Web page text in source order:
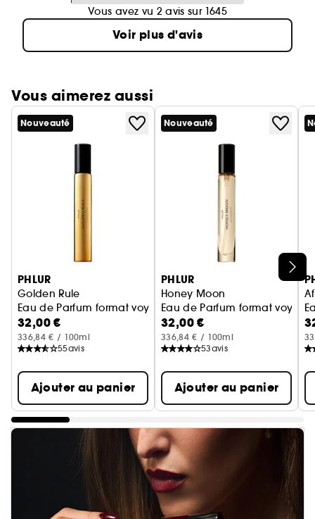
Vous avez vu 2 avis sur 1645
Voir plus d'avis
Vous aimerez aussi
Ignorer le carrousel produits
Nouveauté
PHLUR
Golden Rule
Eau de Parfum format voyage
32,00 €
336,84 € / 100ml
55avis
Ajouter au panier
Nouveauté
PHLUR
Honey Moon
Eau de Parfum format voyage
32,00 €
336,84 € / 100ml
53avis
Ajouter au panier